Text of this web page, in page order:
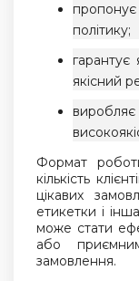
політику;
гарантує
якісний
Формат
кількість
цікавих
етикетки і
може стати
або
замовлення.